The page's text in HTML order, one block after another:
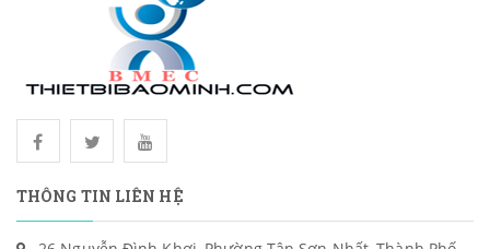
THÔNG TIN LIÊN HỆ